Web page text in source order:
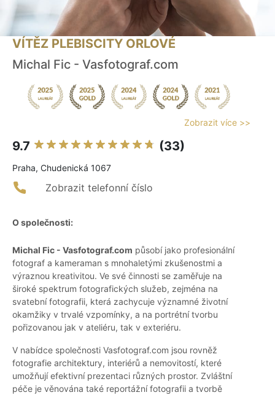
VÍTĚZ PLEBISCITY ORLOVÉ
Michal Fic - Vasfotograf.com
Zobrazit více >>
9.7 (33)
Praha, Chudenická 1067
Zobrazit telefonní číslo
O společnosti:
Michal Fic - Vasfotograf.com působí jako profesionální
fotograf a kameraman s mnohaletými zkušenostmi a
výraznou kreativitou. Ve své činnosti se zaměřuje na
široké spektrum fotografických služeb, zejména na
svatební fotografii, která zachycuje významné životní
okamžiky v trvalé vzpomínky, a na portrétní tvorbu
pořizovanou jak v ateliéru, tak v exteriéru.
V nabídce společnosti Vasfotograf.com jsou rovněž
fotografie architektury, interiérů a nemovitostí, které
umožňují efektivní prezentaci různých prostor. Zvláštní
péče je věnována také reportážní fotografii a tvorbě